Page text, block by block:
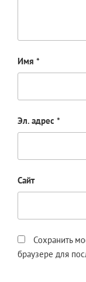
Имя *
Эл. адрес *
Сайт
Сохранить
браузере для